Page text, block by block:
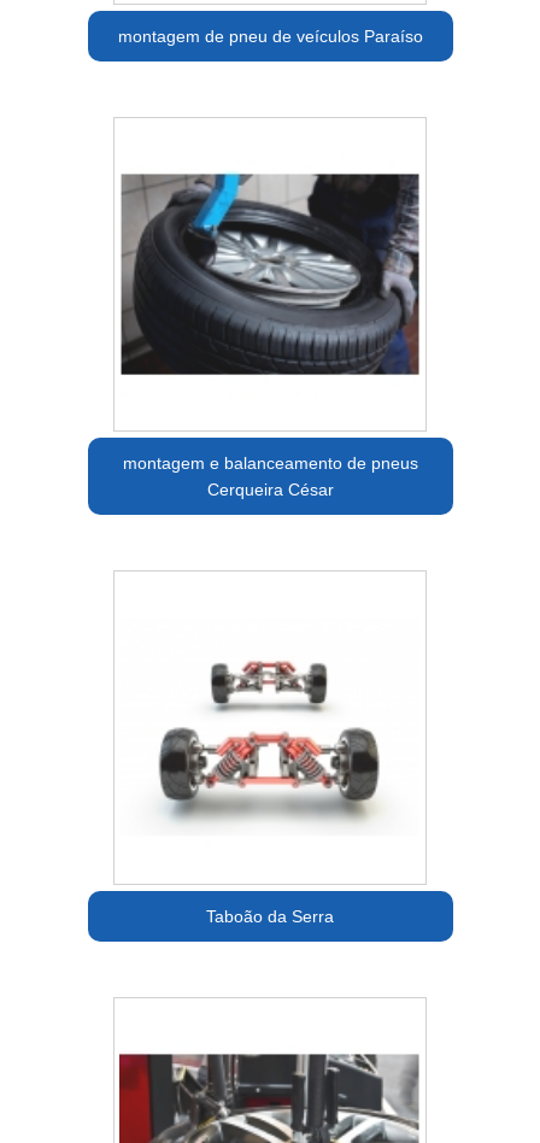
montagem de pneu de veículos Paraíso
montagem e balanceamento de pneus
Cerqueira César
Taboão da Serra